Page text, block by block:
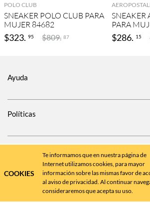
COOKIES
Te informamos que en nuestra página de
Internet utilizamos cookies, para mayor
información sobre las mismas favor de
al aviso de privacidad. Al continuar
consideraremos que acepta su uso.
POLO CLUB
SNEAKER POLO CLUB PARA
MUJER 84682
$323. 95 $809. 87
SNEAKER
PARA
$286. 15
Ayuda
Políticas
SÍGUENOS EN